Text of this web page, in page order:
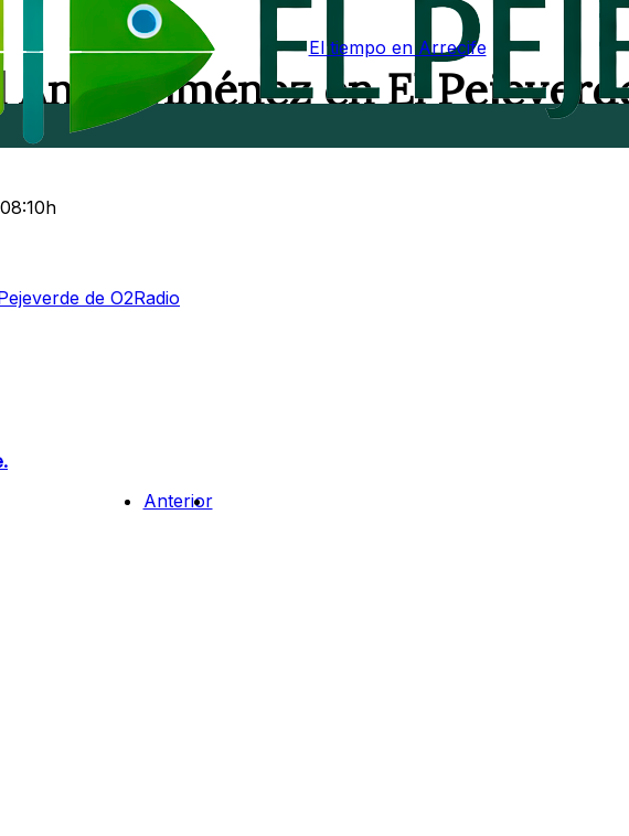
El tiempo en Arrecife
Jiménez en El
de O2Radio
Anterior